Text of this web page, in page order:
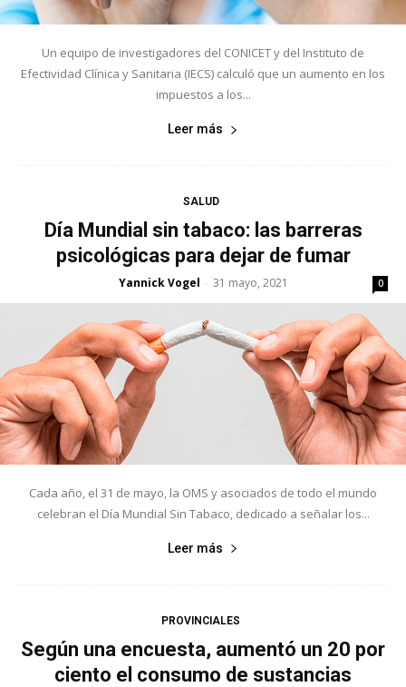
Un equipo de investigadores del CONICET y del Instituto de
Efectividad Clínica y Sanitaria (IECS) calculó que un aumento en los
impuestos a los...
Leer más
SALUD
Día Mundial sin tabaco: las barreras
psicológicas para dejar de fumar
Yannick Vogel - 31 mayo, 2021 0
Cada año, el 31 de mayo, la OMS y asociados de todo el mundo
celebran el Día Mundial Sin Tabaco, dedicado a señalar los...
Leer más
PROVINCIALES
Según una encuesta, aumentó un 20 por
ciento el consumo de sustancias